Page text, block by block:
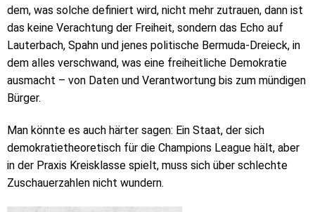
dem, was solche definiert wird, nicht mehr zutrauen, dann ist
das keine Verachtung der Freiheit, sondern das Echo auf
Lauterbach, Spahn und jenes politische Bermuda-Dreieck, in
dem alles verschwand, was eine freiheitliche Demokratie
ausmacht – von Daten und Verantwortung bis zum mündigen
Bürger.
Man könnte es auch härter sagen: Ein Staat, der sich
demokratietheoretisch für die Champions League hält, aber
in der Praxis Kreisklasse spielt, muss sich über schlechte
Zuschauerzahlen nicht wundern.